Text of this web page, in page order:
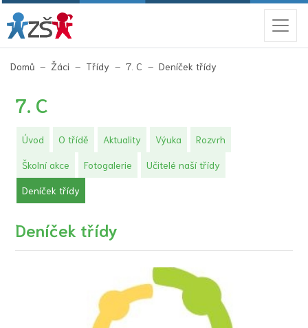
Domů Žáci Třídy 7. C Deníček třídy
7. C
Úvod O třídě Aktuality Výuka Rozvrh
Školní akce Fotogalerie Učitelé naší třídy
Deníček třídy(aktuální)
Deníček třídy